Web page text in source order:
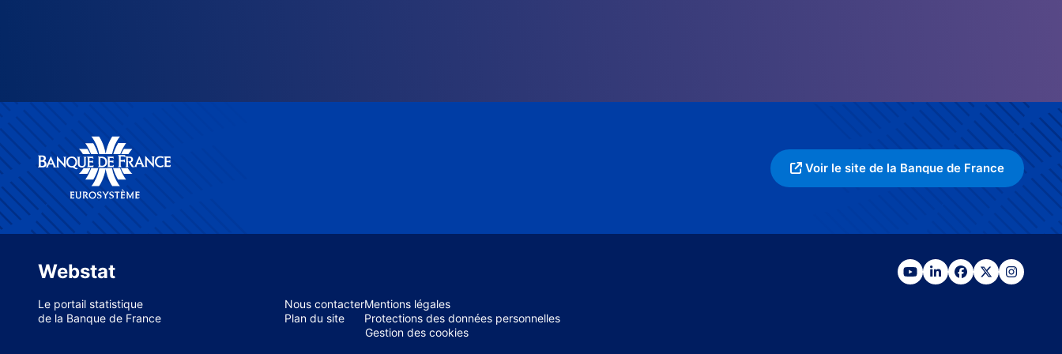
Voir le site de la Banque de France
Webstat
Le portail statistique
de la Banque de France
Nous contacter
Plan du site
Mentions légales
Protections des données personnelles
Gestion des cookies